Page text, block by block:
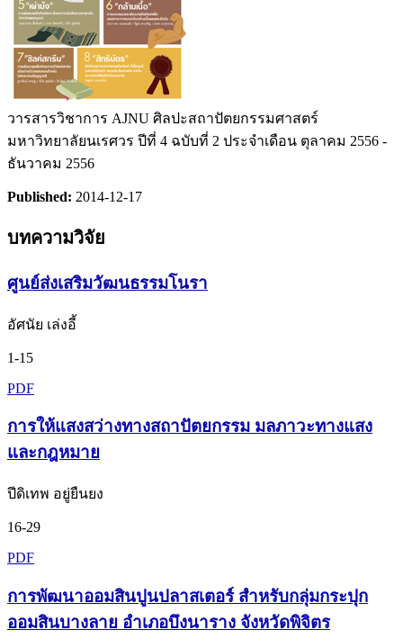
วารสารวิชาการ AJNU ศิลปะสถาปัตยกรรมศาสตร์
มหาวิทยาลัยนเรศวร ปีที่ 4 ฉบับที่ 2 ประจำเดือน ตุลาคม 2556 -
ธันวาคม 2556
Published: 2014-12-17
บทความวิจัย
ศูนย์ส่งเสริมวัฒนธรรมโนรา
อัศนัย เล่งอี้
1-15
PDF
การให้แสงสว่างทางสถาปัตยกรรม มลภาวะทางแสง
และกฎหมาย
ปีดิเทพ อยู่ยืนยง
16-29
PDF
การพัฒนาออมสินปูนปลาสเตอร์ สำหรับกลุ่มกระปุก
ออมสินบางลาย อำเภอบึงนาราง จังหวัดพิจิตร